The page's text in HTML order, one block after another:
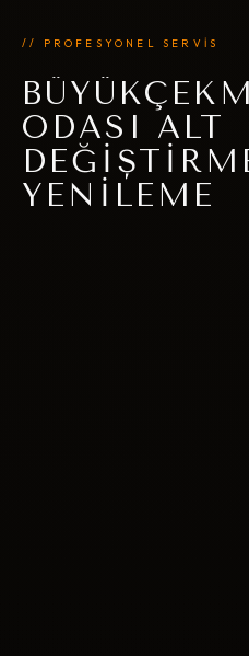
// PROFESYONEL SERVİS
ODASI ALT
YENILEME